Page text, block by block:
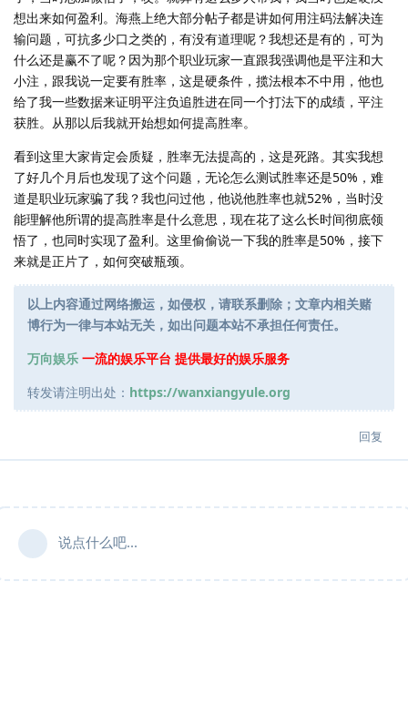
想出来如何盈利。海燕上绝大部分帖子都是讲如何用注码法解决连
输问题，可抗多少口之类的，有没有道理呢？我想还是有的，可为
什么还是赢不了呢？因为那个职业玩家一直跟我强调他是平注和大
小注，跟我说一定要有胜率，这是硬条件，揽法根本不中用，他也
给了我一些数据来证明平注负追胜进在同一个打法下的成绩，平注
获胜。从那以后我就开始想如何提高胜率。
看到这里大家肯定会质疑，胜率无法提高的，这是死路。其实我想
了好几个月后也发现了这个问题，无论怎么测试胜率还是50%，难
道是职业玩家骗了我？我也问过他，他说他胜率也就52%，当时没
能理解他所谓的提高胜率是什么意思，现在花了这么长时间彻底领
悟了，也同时实现了盈利。这里偷偷说一下我的胜率是50%，接下
来就是正片了，如何突破瓶颈。
以上内容通过网络搬运，如侵权，请联系删除；文章内相关赌
博行为一律与本站无关，如出问题本站不承担任何责任。
万向娱乐 一流的娱乐平台 提供最好的娱乐服务
转发请注明出处： https://wanxiangyule.org
回复
说点什么吧...